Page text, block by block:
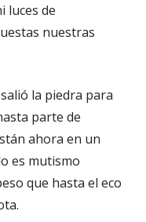
luces de
nuestras
la piedra para
parte de
ahora en un
es mutismo
que hasta el eco